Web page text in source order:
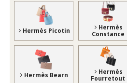
Hermès Picotin
Hermès
Constance
Hermès Bearn
Hermès
Fourretout